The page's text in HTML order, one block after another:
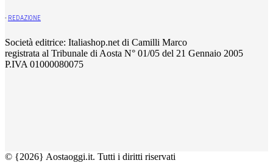
- REDAZIONE
Società editrice: Italiashop.net di Camilli Marco
registrata al Tribunale di Aosta N° 01/05 del 21 Gennaio 2005
P.IVA 01000080075
© {2026} Aostaoggi.it. Tutti i diritti riservati